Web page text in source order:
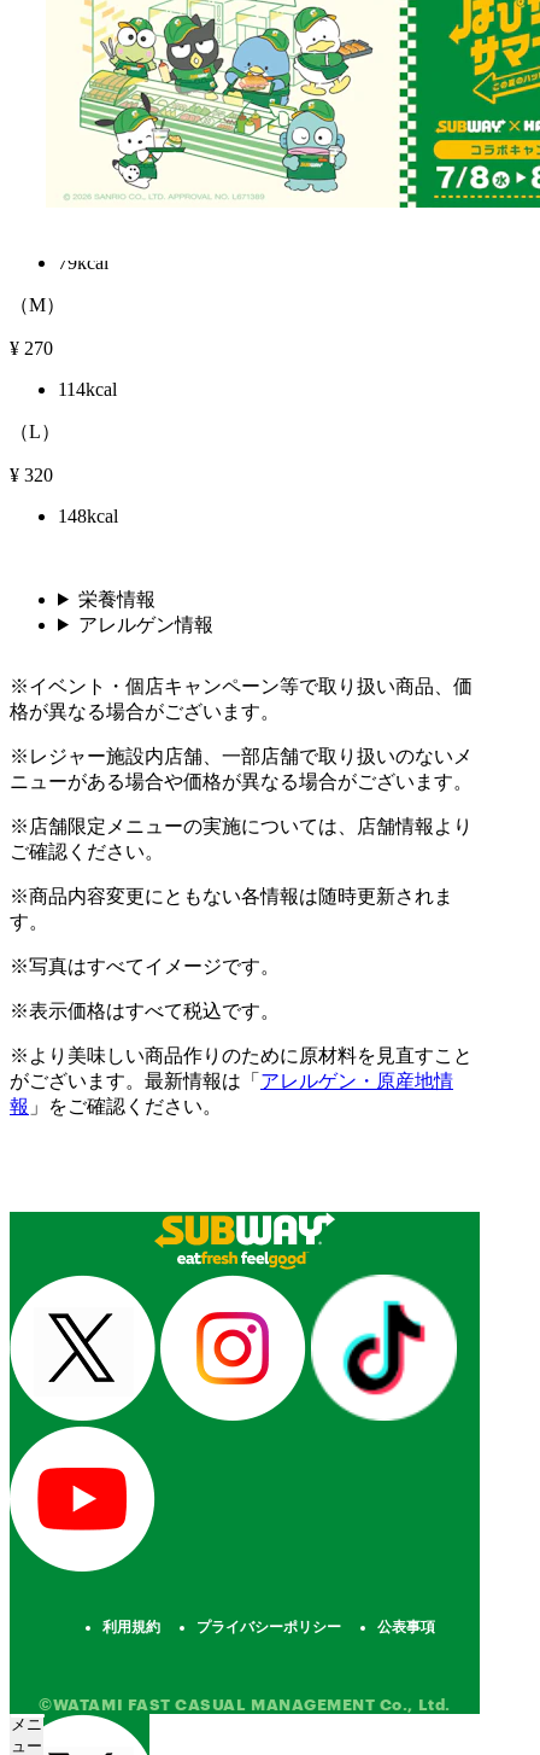
はじける刺激と爽快な飲み口の定番コーラです。
79kcal
（M）
¥ 270
114kcal
（L）
¥ 320
148kcal
栄養情報
アレルゲン情報
※イベント・個店キャンペーン等で取り扱い商品、価
格が異なる場合がございます。
※レジャー施設内店舗、一部店舗で取り扱いのないメ
ニューがある場合や価格が異なる場合がございます。
※店舗限定メニューの実施については、店舗情報より
ご確認ください。
※商品内容変更にともない各情報は随時更新されま
す。
※写真はすべてイメージです。
※表示価格はすべて税込です。
※より美味しい商品作りのために原材料を見直すこと
がございます。最新情報は「 アレルゲン・原産地情
報 」をご確認ください。
利用規約 プライバシーポリシー 公表事項
©WATAMI FAST CASUAL MANAGEMENT Co., Ltd.
メニ
ュー